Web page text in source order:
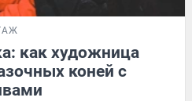
как художница
коней с